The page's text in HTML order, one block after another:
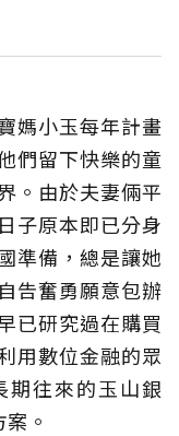
媽小玉每年計畫
們留下快樂的童
。由於夫妻倆平
子原本即已分身
準備，總是讓她
告奮勇願意包辦
已研究過在購買
用數位金融的眾
期往來的玉山銀
。